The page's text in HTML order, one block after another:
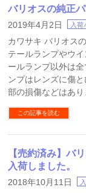
バリオスの純正
2019年4月2日 入荷
カワサキ バリオス
テールランプやウ
ールランプ以外は
ンプはレンズに傷
部の損傷などはあ
この記事を読む
【売約済み】バ
入荷しました。
2018年10月11日